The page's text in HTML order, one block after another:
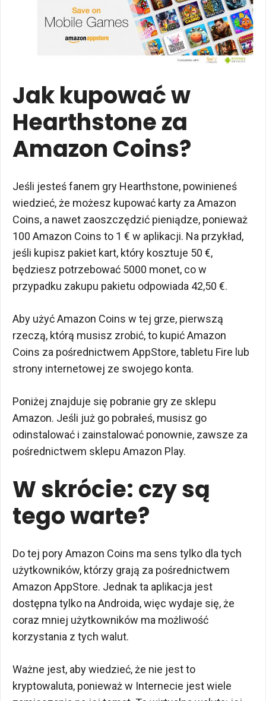
Jak kupować w
Hearthstone za
Amazon Coins?
Jeśli jesteś fanem gry Hearthstone, powinieneś
wiedzieć, że możesz kupować karty za Amazon
Coins, a nawet zaoszczędzić pieniądze, ponieważ
100 Amazon Coins to 1 € w aplikacji. Na przykład,
jeśli kupisz pakiet kart, który kosztuje 50 €,
będziesz potrzebować 5000 monet, co w
przypadku zakupu pakietu odpowiada 42,50 €.
Aby użyć Amazon Coins w tej grze, pierwszą
rzeczą, którą musisz zrobić, to kupić Amazon
Coins za pośrednictwem AppStore, tabletu Fire lub
strony internetowej ze swojego konta.
Poniżej znajduje się pobranie gry ze sklepu
Amazon. Jeśli już go pobrałeś, musisz go
odinstalować i zainstalować ponownie, zawsze za
pośrednictwem sklepu Amazon Play.
W skrócie: czy są
tego warte?
Do tej pory Amazon Coins ma sens tylko dla tych
użytkowników, którzy grają za pośrednictwem
Amazon AppStore. Jednak ta aplikacja jest
dostępna tylko na Androida, więc wydaje się, że
coraz mniej użytkowników ma możliwość
korzystania z tych walut.
Ważne jest, aby wiedzieć, że nie jest to
kryptowaluta, ponieważ w Internecie jest wiele